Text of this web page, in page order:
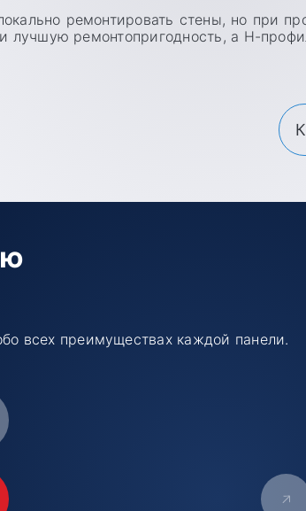
ремонтировать стены, но при
лучшую ремонтопригодность, а Н-
всех преимуществах каждой панели.